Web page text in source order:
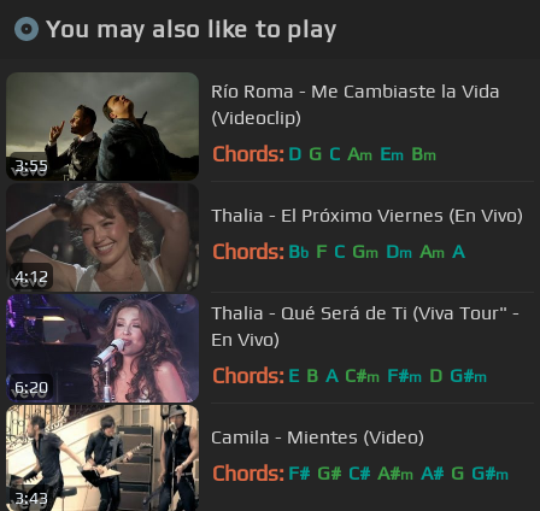
You may also like to play
3:55
Río Roma - Me Cambiaste la Vida
(Videoclip)
Chords: D G C Am Em Bm
4:12
Thalia - El Próximo Viernes (En Vivo)
Chords: Bb F C Gm Dm Am A
6:20
Thalia - Qué Será de Ti (Viva Tour" -
En Vivo)
Chords: E B A C#m F#m D G#m
3:43
Camila - Mientes (Video)
Chords: F# G# C# A#m A# G G#m